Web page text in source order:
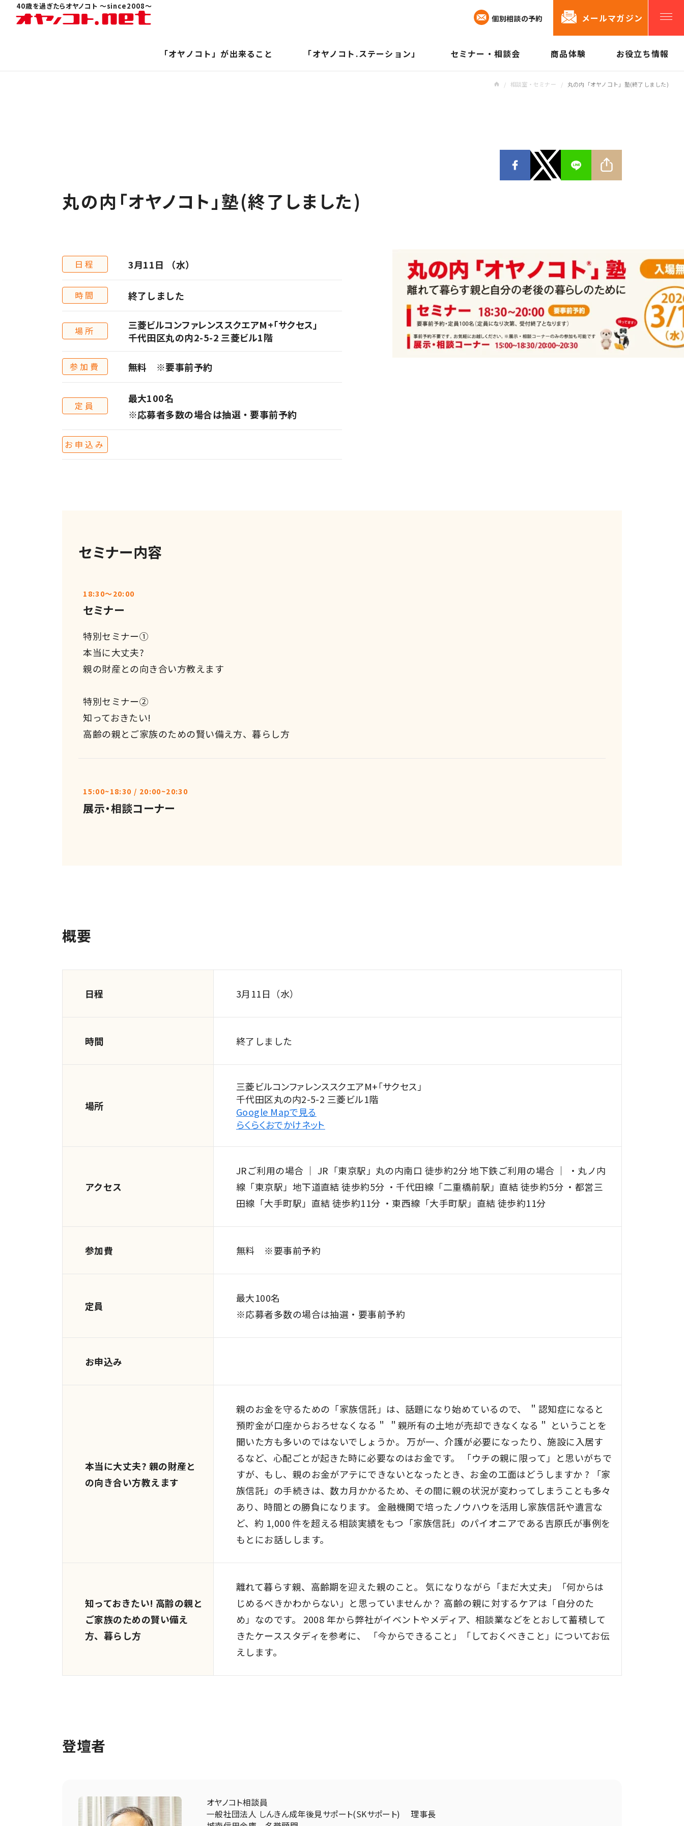
40歳を過ぎたらオヤノコト 〜since2008〜
個別相談の予約 メールマガジン
「オヤノコト」が出来ること 「オヤノコト.ステーション」 セミナー・相談会 商品体験 お役立ち情報
/ 相談室・セミナー / 丸の内「オヤノコト」塾(終了しました)
丸の内「オヤノコト」塾(終了しました)
日程 3月11日 （水）
時間 終了しました
場所
三菱ビルコンファレンススクエアM+「サクセス」
千代田区丸の内2-5-2 三菱ビル1階
参加費 無料 ※要事前予約
定員
最大100名
※応募者多数の場合は抽選・要事前予約
お申込み
セミナー内容
18:30～20:00
セミナー
特別セミナー①
本当に大丈夫?
親の財産との向き合い方教えます
特別セミナー②
知っておきたい!
高齢の親とご家族のための賢い備え方、暮らし方
15:00~18:30 / 20:00~20:30
展示・相談コーナー
概要
日程 3月11日（水）
時間 終了しました
場所
三菱ビルコンファレンススクエアM+「サクセス」
千代田区丸の内2-5-2 三菱ビル1階
Google Mapで見る
らくらくおでかけネット
アクセス
JRご利用の場合 ｜ JR「東京駅」丸の内南口 徒歩約2分 地下鉄ご利用の場合 ｜ ・丸ノ内
線「東京駅」地下道直結 徒歩約5分 ・千代田線「二重橋前駅」直結 徒歩約5分 ・都営三
田線「大手町駅」直結 徒歩約11分 ・東西線「大手町駅」直結 徒歩約11分
参加費 無料 ※要事前予約
定員
最大100名
※応募者多数の場合は抽選・要事前予約
お申込み
本当に大丈夫? 親の財産と
の向き合い方教えます
親のお金を守るための「家族信託」は、話題になり始めているので、 ＂認知症になると
預貯金が口座からおろせなくなる＂ ＂親所有の土地が売却できなくなる＂ ということを
聞いた方も多いのではないでしょうか。 万が一、介護が必要になったり、施設に入居す
るなど、心配ごとが起きた時に必要なのはお金です。 「ウチの親に限って」と思いがちで
すが、もし、親のお金がアテにできないとなったとき、お金の工面はどうしますか ? 「家
族信託」の手続きは、数カ月かかるため、その間に親の状況が変わってしまうことも多々
あり、時間との勝負になります。 金融機関で培ったノウハウを活用し家族信託や遺言な
ど、約 1,000 件を超える相談実績をもつ「家族信託」のパイオニアである吉原氏が事例を
もとにお話しします。
知っておきたい! 高齢の親と
ご家族のための賢い備え
方、暮らし方
離れて暮らす親、高齢期を迎えた親のこと。 気になりながら「まだ大丈夫」「何からは
じめるべきかわからない」と思っていませんか？ 高齢の親に対するケアは「自分のた
め」なのです。 2008 年から弊社がイベントやメディア、相談業などをとおして蓄積して
きたケーススタディを参考に、 「今からできること」「しておくべきこと」についてお伝
えします。
登壇者
オヤノコト相談員
一般社団法人 しんきん成年後見サポート(SKサポート) 理事長
「オヤノコト」が出来ること
私たちができるサポート
親や老後のために始めること
「オヤノコト.
お役立ち情報
住まい
老人ホーム
介護
お墓